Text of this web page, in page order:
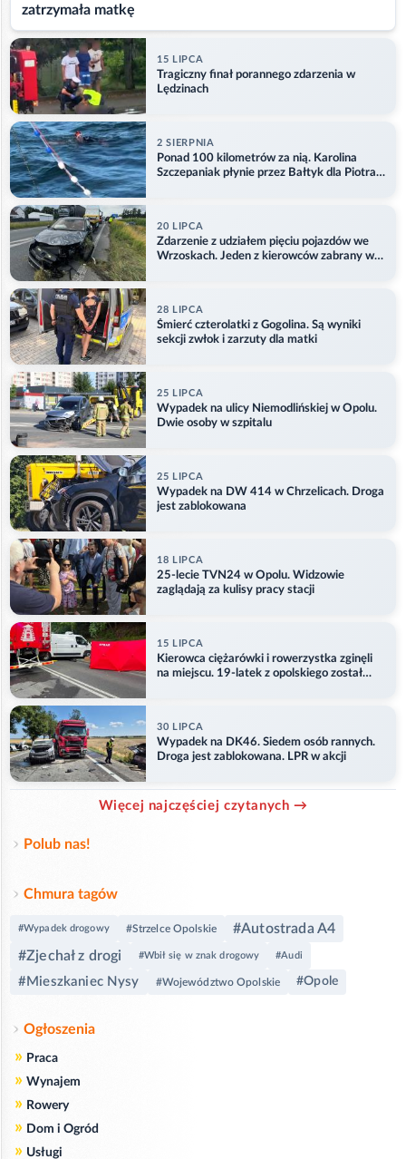
zatrzymała matkę
15 LIPCA
Tragiczny finał porannego zdarzenia w
Lędzinach
2 SIERPNIA
Ponad 100 kilometrów za nią. Karolina
Szczepaniak płynie przez Bałtyk dla Piotra.
20 LIPCA
Zdarzenie z udziałem pięciu pojazdów we
Wrzoskach. Jeden z kierowców zabrany w
28 LIPCA
Śmierć czterolatki z Gogolina. Są wyniki
sekcji zwłok i zarzuty dla matki
25 LIPCA
Wypadek na ulicy Niemodlińskiej w Opolu.
Dwie osoby w szpitalu
25 LIPCA
Wypadek na DW 414 w Chrzelicach. Droga
jest zablokowana
18 LIPCA
25-lecie TVN24 w Opolu. Widzowie
zaglądają za kulisy pracy stacji
15 LIPCA
Kierowca ciężarówki i rowerzystka zginęli
na miejscu. 19-latek z opolskiego został
30 LIPCA
Wypadek na DK46. Siedem osób rannych.
Droga jest zablokowana. LPR w akcji
Więcej najczęściej czytanych →
Polub nas!
Chmura tagów
#Wypadek drogowy #Strzelce Opolskie
#Autostrada A4
#Zjechał z drogi
#Wbił się w znak drogowy #Audi
#Mieszkaniec Nysy #Województwo Opolskie #Opole
Ogłoszenia
» Praca
» Wynajem
» Rowery
» Dom i Ogród
» Usługi